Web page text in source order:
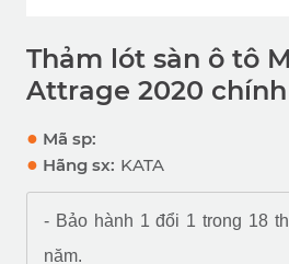
Thảm lót sàn ô tô
Attrage 2020
● Mã sp:
● Hãng sx: KATA
- Bảo hành 1 đổi 1 trong 18
năm.